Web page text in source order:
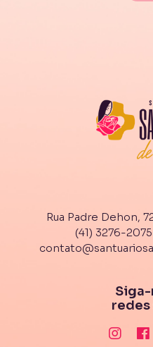
Rua Padre Dehon,
(41) 3276-2075
Siga-
redes